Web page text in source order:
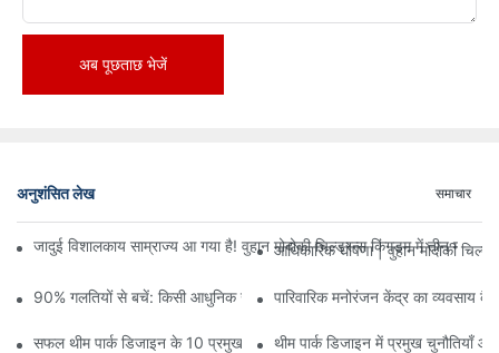
अब पूछताछ भेजें
अनुशंसित लेख समाचार
जादुई विशालकाय साम्राज्य आ गया है! वुहान मोदोकी चिल्ड्रन्स किंगडम में तीन
आधिकारिक घोषणा | वुहान मोदोकी
90% गलतियों से बचें: किसी आधुनिक खेल केंद्र में निवेश करते समय, योजना और
पारिवारिक मनोरंजन केंद्र का व्यवसाय
सफल थीम पार्क डिजाइन के 10 प्रमुख सिद्धांतथीम पार्क डिजाइन में प्रमुख चुनौतियाँ